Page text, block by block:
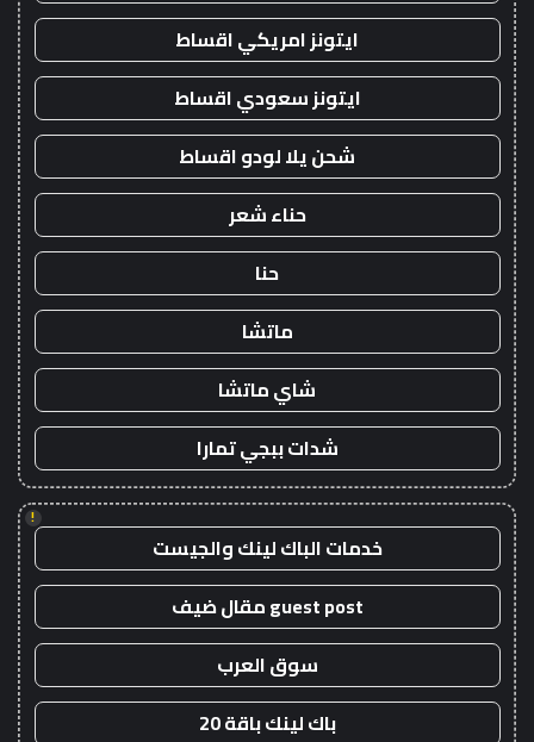
ايتونز امريكي اقساط
ايتونز سعودي اقساط
شحن يلا لودو اقساط
حناء شعر
حنا
ماتشا
شاي ماتشا
شدات ببجي تمارا
!
خدمات الباك لينك والجيست
guest post مقال ضيف
سوق العرب
باك لينك باقة 20